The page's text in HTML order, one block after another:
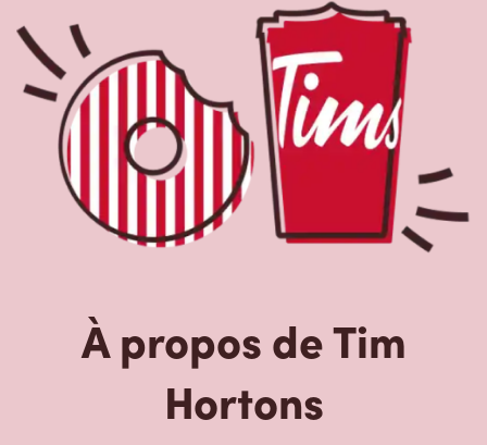
À propos de Tim
Hortons